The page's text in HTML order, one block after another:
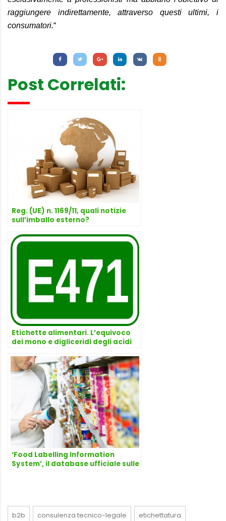
raggiungere indirettamente, attraverso questi ultimi, i
consumatori.“
Post Correlati:
Reg. (UE) n. 1169/11, quali notizie
sull’imballo esterno?
Etichette alimentari. L’equivoco
dei mono e digliceridi degli acidi
‘Food Labelling Information
System’, il database ufficiale sulle
b2b consulenza tecnico-legale etichettatura